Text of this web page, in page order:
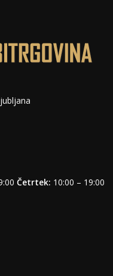
Četrtek: 10:00 – 19:00